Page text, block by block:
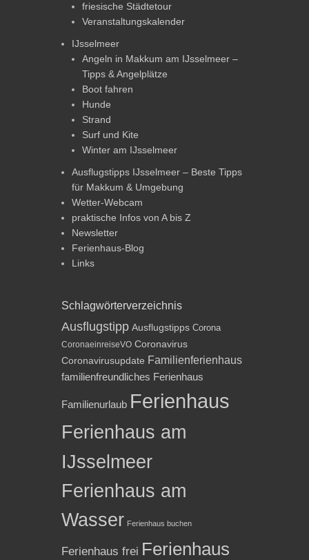
friesische Städtetour
Veranstaltungskalender
IJsselmeer
Angeln in Makkum am IJsselmeer –
Tipps & Angelplätze
Boot fahren
Hunde
Strand
Surf und Kite
Winter am IJsselmeer
Ausflugstipps IJsselmeer – Beste Tipps
für Makkum & Umgebung
Wetter-Webcam
praktische Infos von A bis Z
Newsletter
Ferienhaus-Blog
Links
Schlagwörterverzeichnis
Ausflugstipp Ausflugstipps Corona
CoronaeinreiseVO Coronavirus
Coronavirusupdate Familienferienhaus
familienfreundliches Ferienhaus
Familienurlaub Ferienhaus
Ferienhaus am
IJsselmeer
Ferienhaus am
Wasser Ferienhaus buchen
Ferienhaus frei Ferienhaus